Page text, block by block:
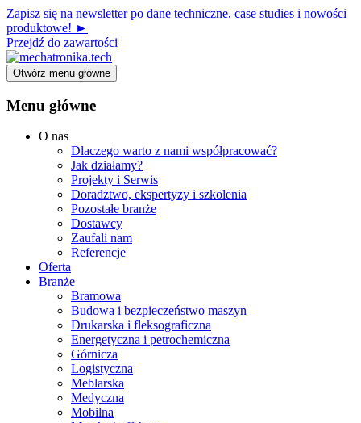
Zapisz się na newsletter po dane techniczne, case studies i nowości
produktowe! ►
Przejdź do zawartości
Otwórz menu główne
Menu główne
O nas
Dlaczego warto z nami współpracować?
Jak działamy?
Projekty i Serwis
Doradztwo, ekspertyzy i szkolenia
Pozostałe branże
Dostawcy
Zaufali nam
Referencje
Oferta
Branże
Bramowa
Budowa i bezpieczeństwo maszyn
Drukarska i fleksograficzna
Energetyczna i petrochemiczna
Górnicza
Logistyczna
Meblarska
Medyczna
Mobilna